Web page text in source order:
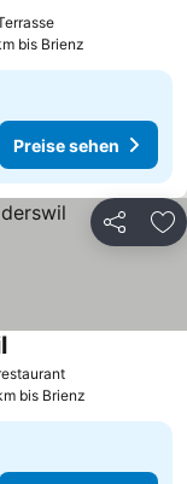
bis Brienz
Preise sehen
Teilen
bis Brienz